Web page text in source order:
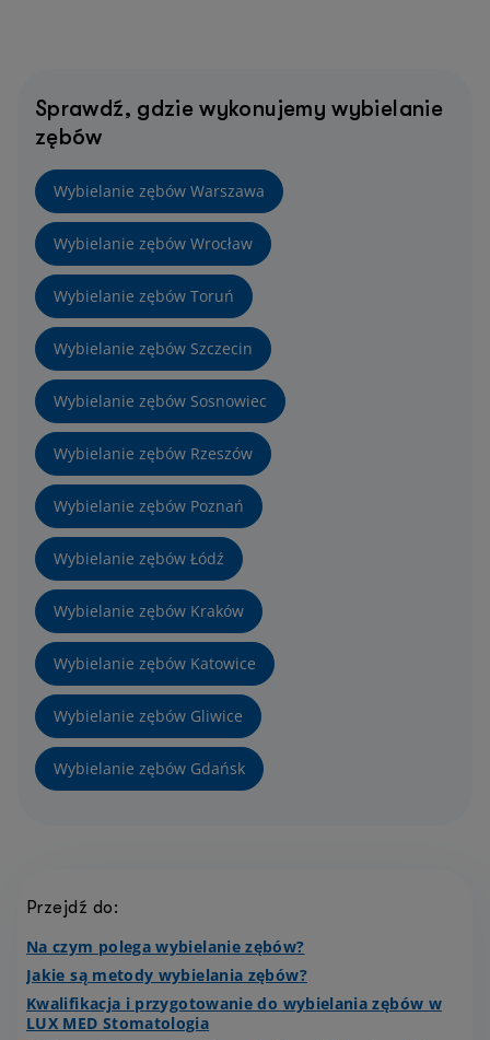
Sprawdź, gdzie wykonujemy wybielanie
zębów
Wybielanie zębów Warszawa
Wybielanie zębów Wrocław
Wybielanie zębów Toruń
Wybielanie zębów Szczecin
Wybielanie zębów Sosnowiec
Wybielanie zębów Rzeszów
Wybielanie zębów Poznań
Wybielanie zębów Łódź
Wybielanie zębów Kraków
Wybielanie zębów Katowice
Wybielanie zębów Gliwice
Wybielanie zębów Gdańsk
Przejdź do:
Na czym polega wybielanie zębów?
Jakie są metody wybielania zębów?
Kwalifikacja i przygotowanie do wybielania zębów w
LUX MED Stomatologia